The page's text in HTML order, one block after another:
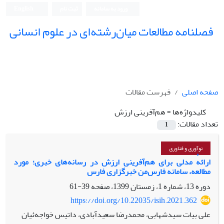
فصلنامه مطالعات میان‌رشته‌ای در علوم انسانی
صفحه اصلی
فهرست مقالات
کلیدواژه‌ها =هم‌آفرینی ارزش
تعداد مقالات:
1
نوآوری و فناوری
ارائهٔ مدلی برای هم‌آفرینی ارزش در رسانه‌های خبری؛ مورد
مطالعه، سامانه فارس‌من خبرگزاری فارس
دوره 13، شماره 1، زمستان 1399، صفحه
39-61
https://doi.org/10.22035/isih.2021.362
علی بیات سیدشهابی، محمدرضا سعیدآبادی، داتیس خواجه‌ئیان